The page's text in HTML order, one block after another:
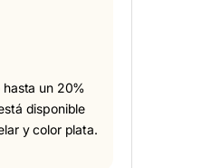
un 20%
disponible
y color plata.